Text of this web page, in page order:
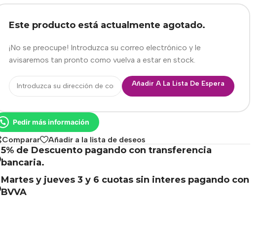
Este producto está actualmente agotado.
¡No se preocupe! Introduzca su correo electrónico y le
avisaremos tan pronto como vuelva a estar en stock.
Añadir A La Lista De Espera
Pedir más información
Comparar Añadir a la lista de deseos
5% de Descuento pagando con transferencia
bancaria.
Martes y jueves 3 y 6 cuotas sin interes pagando con
BVVA